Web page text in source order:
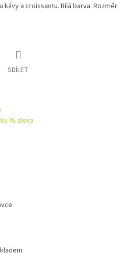
a croissantu. Bílá barva. Rozměr
SDÍLET
% sleva